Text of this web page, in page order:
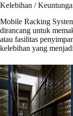
Kelebihan /
Mobile Racking
dirancang untuk
atau fasilitas
kelebihan yang